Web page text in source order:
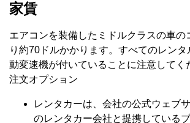
家賃
エアコンを装備したミドルクラスの車の
り約70ドルかかります。すべてのレン
動変速機が付いていることに注意してく
注文オプション
レンタカーは、会社の公式ウェブ
のレンタカー会社と提携している